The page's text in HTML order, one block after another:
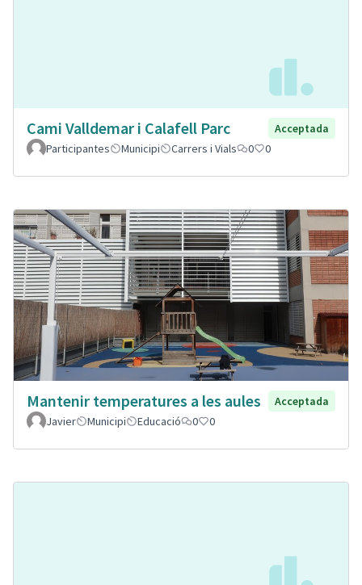
Cami Valldemar i Calafell Parc
Acceptada
Participantes
Municipi Carrers i Vials 0 0
Mantenir temperatures a les aules
Acceptada
Javier
Municipi Educació 0 0